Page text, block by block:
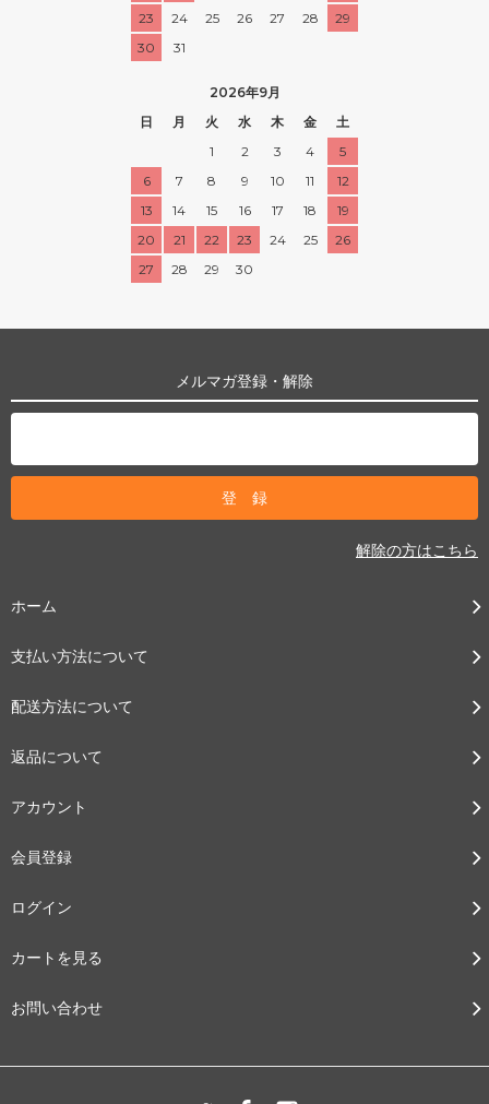
23
24 25 26 27 28
29
30
31
2026年9月
日
月 火 水 木 金
土
1
2 3 4
5
6
7 8 9 10 11
12
13
14 15 16 17 18
19
20
21 22 23 24 25
26
27
28 29 30
メルマガ登録・解除
解除の方はこちら
ホーム
支払い方法について
配送方法について
返品について
アカウント
会員登録
ログイン
カートを見る
お問い合わせ